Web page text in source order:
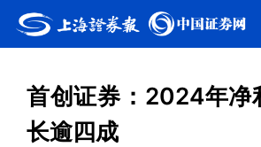
首创证券：2024年净
长逾四成